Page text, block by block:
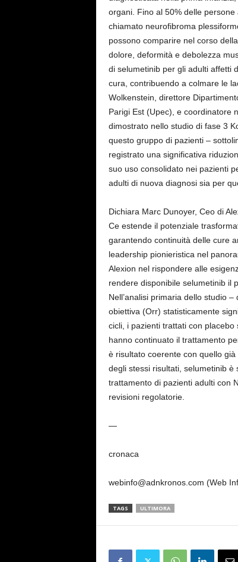
organi. Fino al 50% delle
chiamato neurofibroma
possono comparire nel corso
dolore, deformità e debolezza
di selumetinib per gli adulti affetti
cura, contribuendo a colmare le
Wolkenstein, direttore
Parigi Est (Upec), e coordinatore
dimostrato nello studio di fase 3
questo gruppo di pazienti –
registrato una significativa
suo uso consolidato nei pazienti
adulti di nuova diagnosi sia per
Dichiara Marc Dunoyer, Ceo di
Ce estende il potenziale
garantendo continuità delle cure
leadership pionieristica nel
Alexion nel rispondere alle
rendere disponibile selumetinib il
Nell’analisi primaria dello studio
obiettiva (Orr) statisticamente
cicli, i pazienti trattati con
hanno continuato il trattamento
è risultato coerente con quello
degli stessi risultati, selumetinib
trattamento di pazienti adulti con
revisioni regolatorie.
—
cronaca
webinfo@adnkronos.com (Web
TAGS ULTIMORA